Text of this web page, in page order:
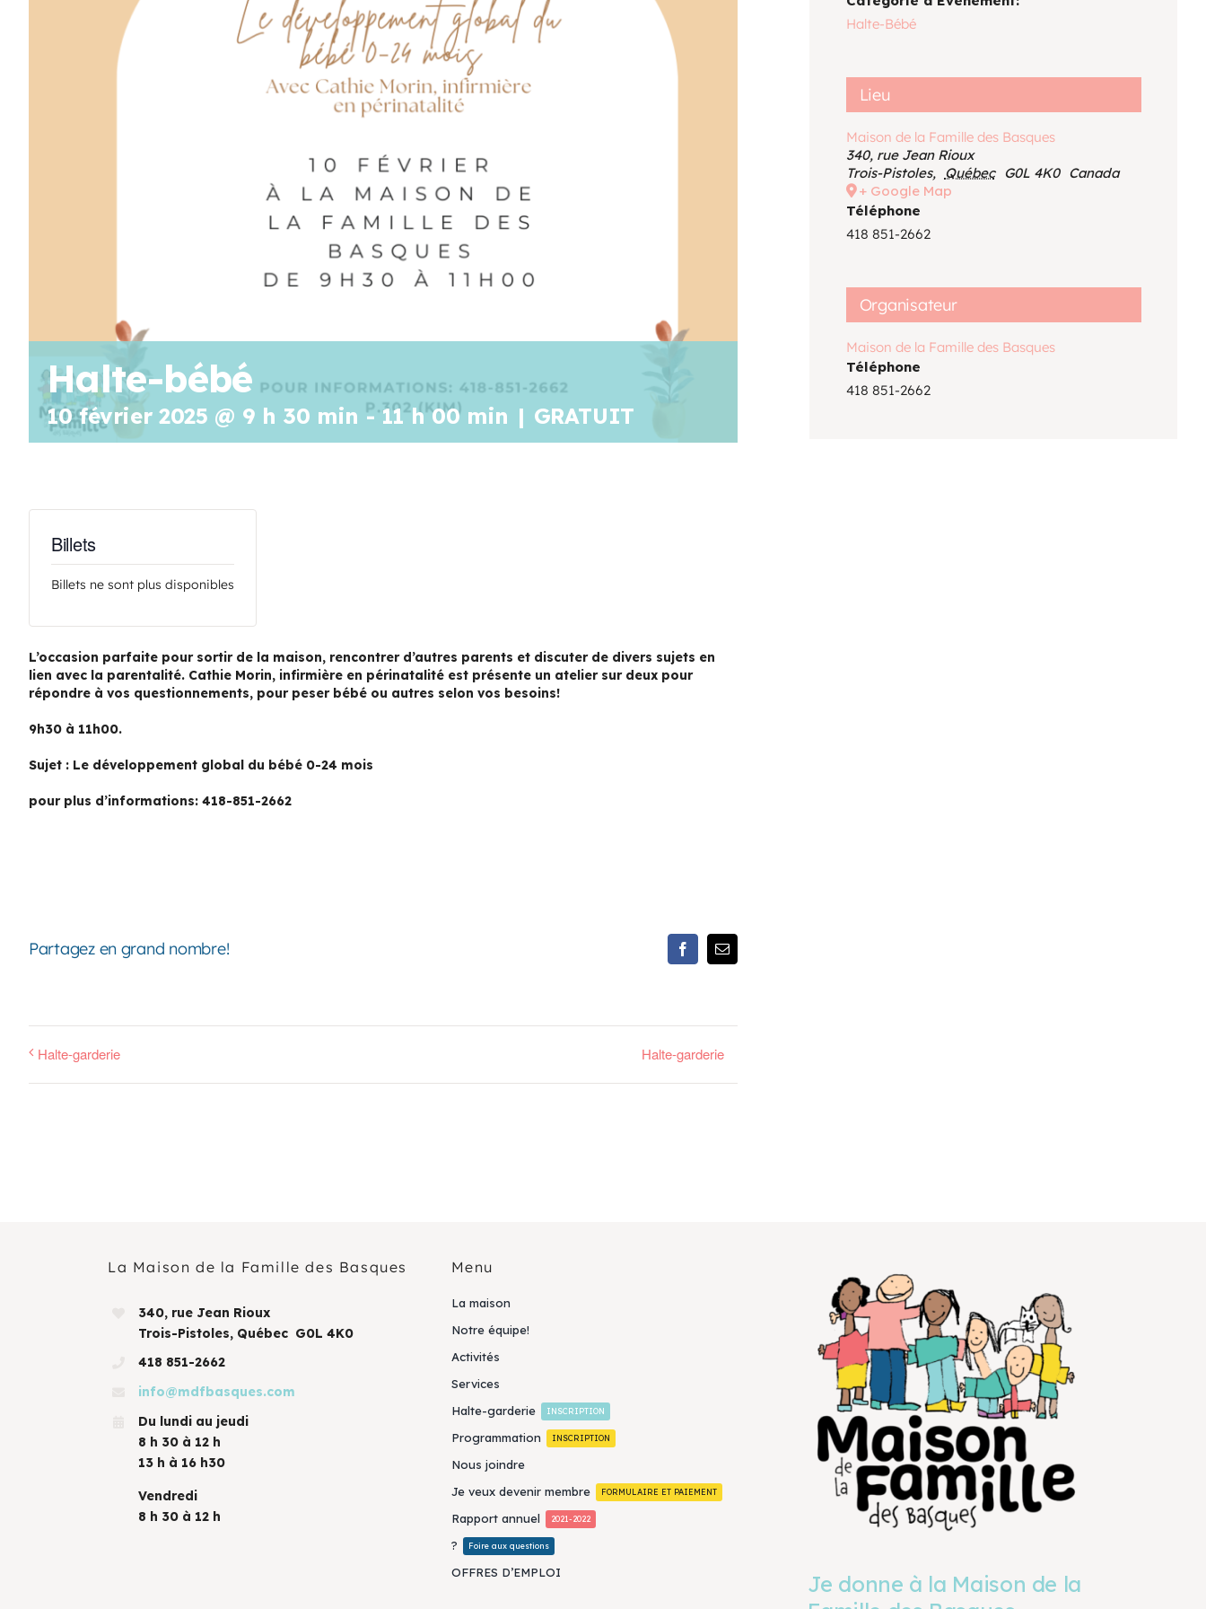
AOÛT
13
9 H 00 Min
Pique-nique au parc poisson – Trois-Pistoles
Halte-bébé
10 février 2025 @ 9 h 30 min -11 h 00 min | GRATUIT
Billets
Billets ne sont plus disponibles
L’occasion parfaite pour sortir de la maison, rencontrer d’autres parents et discuter de divers sujets en
lien avec la parentalité. Cathie Morin, infirmière en périnatalité est présente un atelier sur deux pour
répondre à vos questionnements, pour peser bébé ou autres selon vos besoins!
9h30 à 11h00.
Sujet : Le développement global du bébé 0-24 mois
pour plus d’informations: 418-851-2662
Partagez en grand nombre! FacebookEmail
Halte-garderie Halte-garderie
Halte-Bébé
Lieu
Maison de la Famille des Basques
340, rue Jean Rioux
Trois-Pistoles, Québec G0L 4K0 Canada
+ Google Map
Téléphone
418 851-2662
Organisateur
Maison de la Famille des Basques
Téléphone
418 851-2662
La Maison de la Famille des Basques
340, rue Jean Rioux
Trois-Pistoles, Québec G0L 4K0
418 851-2662
info@mdfbasques.com
Du lundi au jeudi
8 h 30 à 12 h
13 h à 16 h30
Vendredi
8 h 30 à 12 h
Menu
La maison
Notre équipe!
Activités
Services
Halte-garderie
INSCRIPTION
Programmation INSCRIPTION
Nous joindre
Je veux devenir membre
FORMULAIRE ET PAIEMENT
Rapport annuel 2021-2022
? Foire aux questions
OFFRES D’EMPLOI
Je donne à la Maison de la